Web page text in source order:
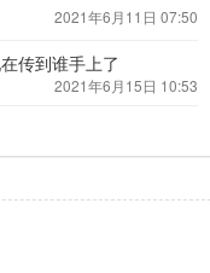
2021年6月11日 07:50
传到谁手上了
2021年6月15日 10:53